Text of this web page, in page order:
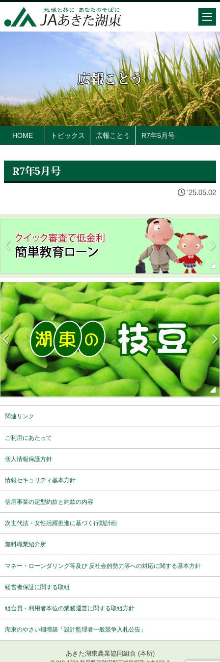
広報ことう
HOME トピックス 広報ことう R7年5月号
R7年5月号
'25.05.02
関連リンク
ご利用にあたって
個人情報保護方針
情報セキュリティ基本方針
信用事業の定型約款と約款の内容
次世代法・女性活躍推進に基づく行動計画
無料職業紹介所
マネー・ローンダリング等及び 反社会的勢力等への対応に関する基本方針
経営者保証に関する取組
組合員・利用者本位の業務運営に関する取組方針
湖東のやさい畑増築「設計監理者一般競争入札公告」
あきた湖東農業協同組合 (本所)